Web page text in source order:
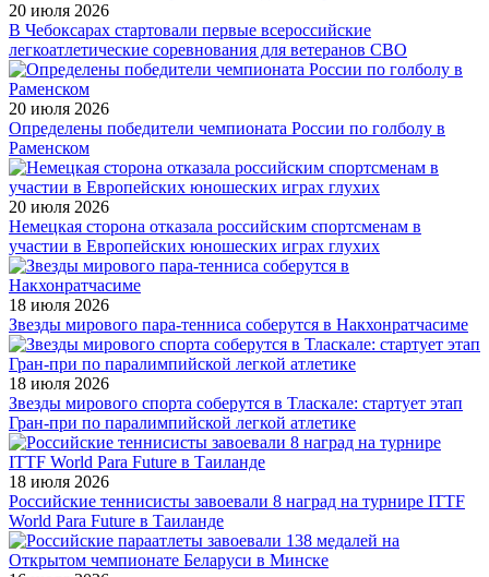
20 июля 2026
В Чебоксарах стартовали первые всероссийские
легкоатлетические соревнования для ветеранов СВО
20 июля 2026
Определены победители чемпионата России по голболу в
Раменском
20 июля 2026
Немецкая сторона отказала российским спортсменам в
участии в Европейских юношеских играх глухих
18 июля 2026
Звезды мирового пара-тенниса соберутся в Накхонратчасиме
18 июля 2026
Звезды мирового спорта соберутся в Тласкале: стартует этап
Гран-при по паралимпийской легкой атлетике
18 июля 2026
Российские теннисисты завоевали 8 наград на турнире ITTF
World Para Future в Таиланде